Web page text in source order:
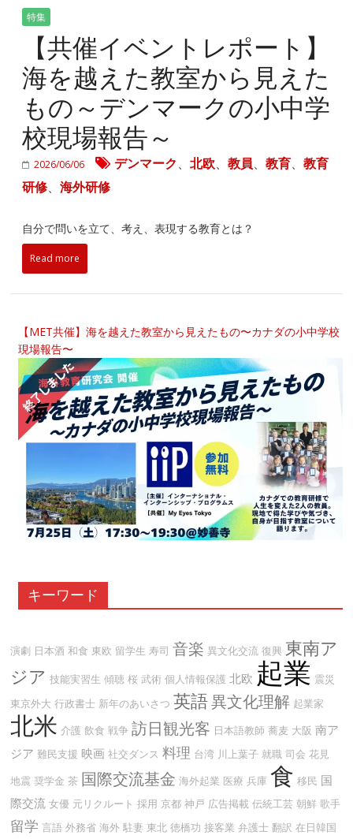
特集
【共催イベントレポート】
海を越えた教室から見えた
もの～デンマークの小中学
校現場報告～
2026/06/06 デンマーク、北欧、教員、教育、教育
研修、海外研修
自分で問いを立て、考え、表現する教育とは？
Read more
【MET共催】海を越えた教室から見えたもの〜カナダの小中学校
現場報告〜
キーワード
演劇 日本酒 和食 東欧 留学生 寿司 音楽 異文化交流 復興 東南ア
ジア 技能実習生 傾聴 桜 武術 個人情報保護 北欧 起業 震災
東京外大 行政書士 新年のあいさつ 英語異文化理解 起業家
北米 介護 飲食 戦争 訪日観光客 日本語教師 蕎麦 大阪 南ア
ジア 難民支援 映画 社交ダンス 料理 台湾 川上葉子 就職 司会 花見
地震 奨学金 茶 国際交流基金 海外起業 医療 兵庫 食 移民 国
際交流 女優 元リクルート 採用 京都 神戸 広告掲載 伝統工芸 朝鮮 歌手
留学 言語 外務省 海外 駐妻 東北 徳橋功 接客業 弁護士 翻訳 在日韓国